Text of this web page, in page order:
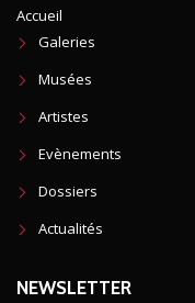
Accueil
Galeries
Musées
Artistes
Evènements
Dossiers
Actualités
NEWSLETTER